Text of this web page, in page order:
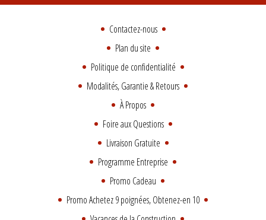
Contactez-nous
Plan du site
Politique de confidentialité
Modalités, Garantie & Retours
À Propos
Foire aux Questions
Livraison Gratuite
Programme Entreprise
Promo Cadeau
Promo Achetez 9 poignées, Obtenez-en 10